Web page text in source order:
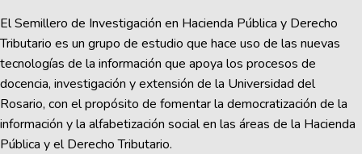
El Semillero de Investigación en Hacienda Pública y Derecho
Tributario es un grupo de estudio que hace uso de las nuevas
tecnologías de la información que apoya los procesos de
docencia, investigación y extensión de la Universidad del
Rosario, con el propósito de fomentar la democratización de la
información y la alfabetización social en las áreas de la Hacienda
Pública y el Derecho Tributario.